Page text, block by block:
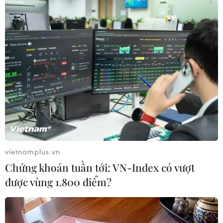
Với biên độ +/-5%, Ngân hàng Vietcombank đưa
ra từ 24.030-24.370 đồng/USD (mua vào/bán ra).
Ngân hàng BIDV áp dụng tỷ giá từ 24.060-24.360
đồng/USD, cùng tăng 15 đồng.
Tuy vậy, Ngân hàng Vietinbank thông báo giá
mua vào là 24.045 đồng/USD và bán ra là 24.385
đồng/USD và Ngân hàng Agribank niêm yết từ
24.035-24.355 đồng/USD, không thay đổi so với
chốt phiên trước./.
vietnamplus.vn
Chứng khoán tuần tới: VN-Index có vượt
được vùng 1.800 điểm?